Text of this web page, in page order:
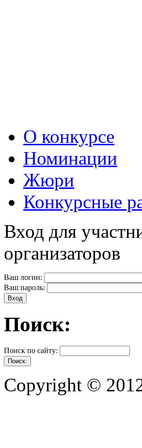
О конкурсе
Номинации
Жюри
Конкурсные
Вход для
организаторов
Ваш логин:
Ваш пароль:
Поиск:
Поиск по сайту:
Copyright ©